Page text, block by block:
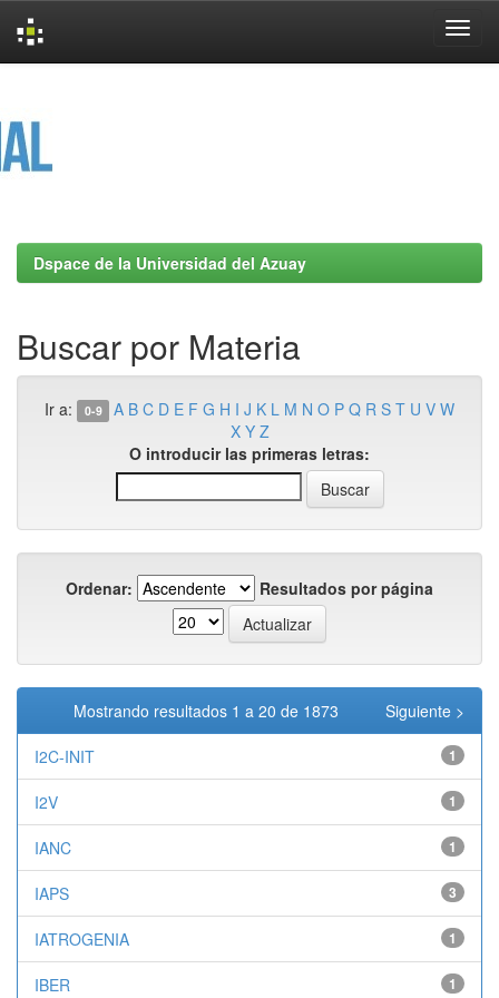
Dspace de la Universidad del Azuay
Buscar por Materia
Ir a: 0-9 A B C D E F G H I J K L M N O P Q R S T U V W
X Y Z
O introducir las primeras letras:
Ordenar: Resultados por página
Mostrando resultados 1 a 20 de 1873 Siguiente >
I2C-INIT 1
I2V 1
IANC 1
IAPS 3
IATROGENIA 1
IBER 1